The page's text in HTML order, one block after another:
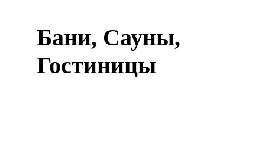
Бани, Сауны,
Гостиницы